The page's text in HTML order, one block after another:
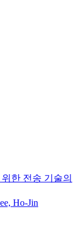
한 전송 기술의
Ho-Jin